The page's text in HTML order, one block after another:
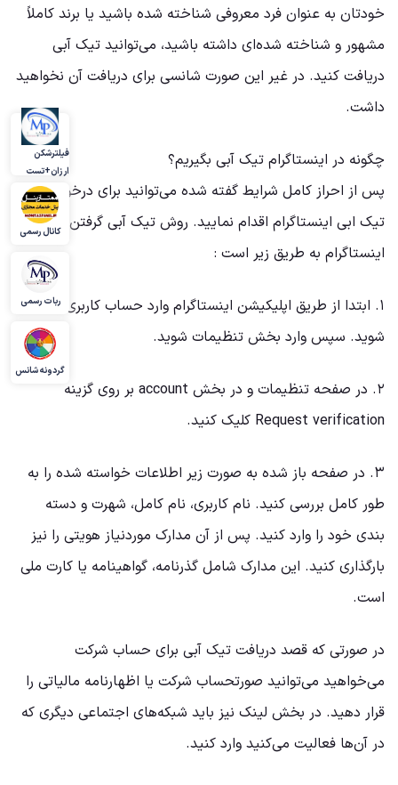
خودتان به عنوان فرد معروفی شناخته شده باشید یا برند کاملاً
مشهور و شناخته شده‌ای داشته باشید، می‌توانید تیک آبی
دریافت کنید. در غیر این صورت شانسی برای دریافت آن نخواهید
داشت.
چگونه در اینستاگرام تیک آبی بگیریم؟
پس از احراز کامل شرایط گفته شده می‌توانید برای درخواست
تیک ابی اینستاگرام اقدام نمایید. روش تیک آبی گرفتن
اینستاگرام به طریق زیر است :
۱. ابتدا از طریق اپلیکیشن اینستاگرام وارد حساب کاربری موردنظر
شوید. سپس وارد بخش تنظیمات شوید.
۲. در صفحه تنظیمات و در بخش account بر روی گزینه
Request verification کلیک کنید.
۳. در صفحه باز شده به صورت زیر اطلاعات خواسته شده را به
طور کامل بررسی کنید. نام کاربری، نام کامل، شهرت و دسته
بندی خود را وارد کنید. پس از آن مدارک موردنیاز هویتی را نیز
بارگذاری کنید. این مدارک شامل گذرنامه، گواهینامه یا کارت ملی
است.
در صورتی که قصد دریافت تیک آبی برای حساب شرکت
می‌خواهید می‌توانید صورتحساب شرکت یا اظهارنامه مالیاتی را
قرار دهید. در بخش لینک نیز باید شبکه‌های اجتماعی دیگری که
در آن‌ها فعالیت می‌کنید وارد کنید.
فیلترشکن
ارزان+تست
کانال رسمی
ربات رسمی
گردونه شانس